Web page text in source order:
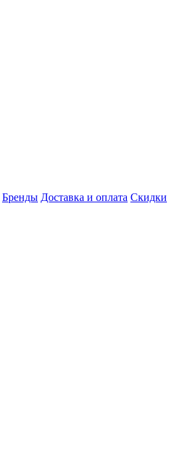
Бренды Доставка и оплата Скидки